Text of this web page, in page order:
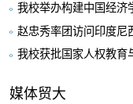
我校举办构建中国经济
赵忠秀率团访问印度尼
我校获批国家人权教育
媒体贸大